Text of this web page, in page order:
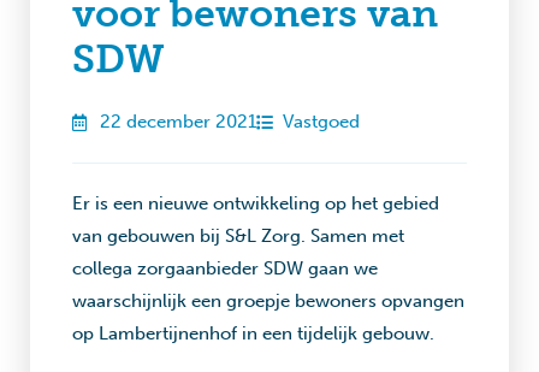
voor bewoners van
SDW
22 december 2021 Vastgoed
Er is een nieuwe ontwikkeling op het gebied
van gebouwen bij S&L Zorg. Samen met
collega zorgaanbieder SDW gaan we
waarschijnlijk een groepje bewoners opvangen
op Lambertijnenhof in een tijdelijk gebouw.